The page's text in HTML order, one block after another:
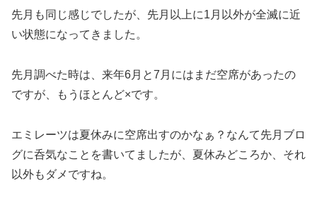
先月も同じ感じでしたが、先月以上に1月以外が全滅に近
い状態になってきました。
先月調べた時は、来年6月と7月にはまだ空席があったの
ですが、もうほとんど×です。
エミレーツは夏休みに空席出すのかなぁ？なんて先月ブロ
グに呑気なことを書いてましたが、夏休みどころか、それ
以外もダメですね。